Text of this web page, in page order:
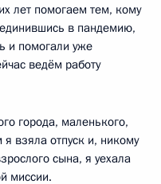
лет помогаем тем, кому
в пандемию,
и помогали уже
ведём работу
города, маленького,
взяла отпуск и, никому
сына, я уехала
миссии.